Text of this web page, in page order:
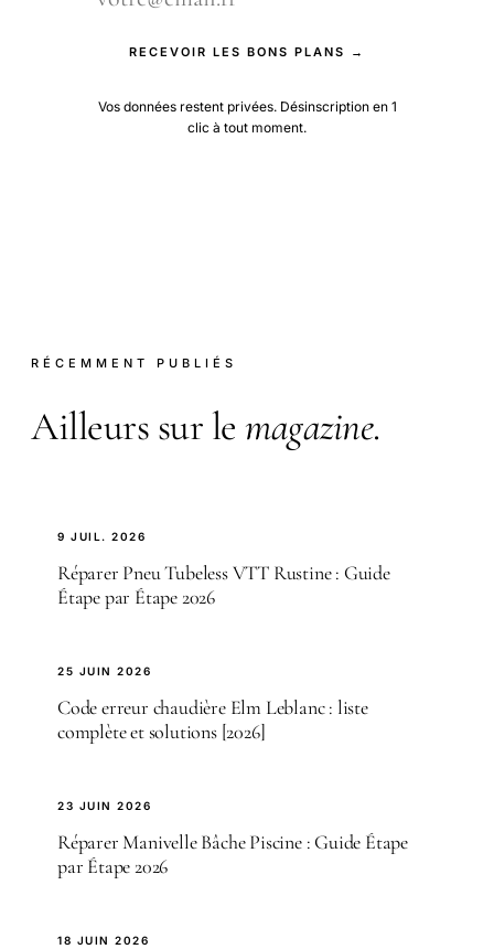
RECEVOIR LES BONS PLANS →
Vos données restent privées. Désinscription en 1
clic à tout moment.
RÉCEMMENT PUBLIÉS
Ailleurs sur le magazine.
9 JUIL. 2026
Réparer Pneu Tubeless VTT Rustine : Guide
Étape par Étape 2026
25 JUIN 2026
Code erreur chaudière Elm Leblanc : liste
complète et solutions [2026]
23 JUIN 2026
Réparer Manivelle Bâche Piscine : Guide Étape
par Étape 2026
18 JUIN 2026